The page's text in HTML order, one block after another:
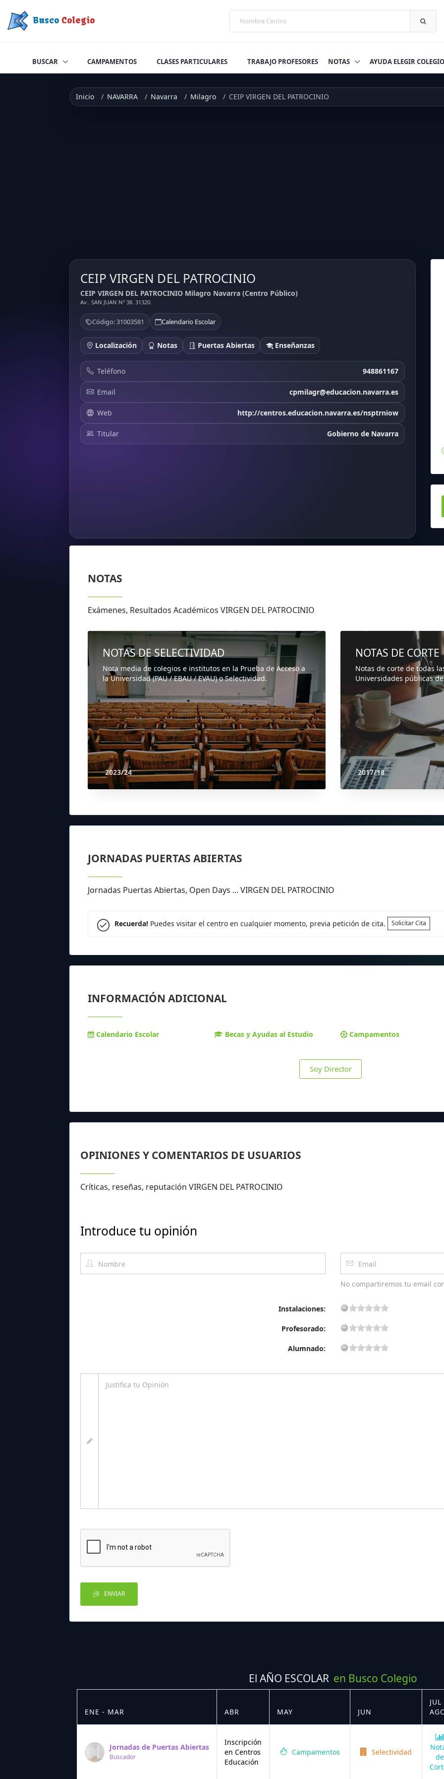
Busco Colegio
BUSCAR CAMPAMENTOS CLASES PARTICULARES TRABAJO PROFESORES NOTAS AYUDA ELEGIR COLEGIO
Inicio NAVARRA Navarra Milagro CEIP VIRGEN DEL PATROCINIO
CEIP VIRGEN DEL PATROCINIO
CEIP VIRGEN DEL PATROCINIO Milagro Navarra (Centro Público)
Av.. SAN JUAN Nº 38. 31320.
Código: 31003581 Calendario Escolar
Localización Notas Puertas Abiertas Enseñanzas
Teléfono 948861167
Email cpmilagr@educacion.navarra.es
Web http://centros.educacion.navarra.es/nsptrniow
Titular
Gobierno de Navarra
NOTAS
Exámenes, Resultados Académicos VIRGEN DEL PATROCINIO
NOTAS DE SELECTIVIDAD
Nota media de colegios e institutos en la Prueba de Acceso a
la Universidad (PAU / EBAU / EVAU) o Selectividad.
2023/24
NOTAS DE CORTE
Notas de corte de todas
Universidades públicas
2017/18
JORNADAS PUERTAS ABIERTAS
Jornadas Puertas Abiertas, Open Days ... VIRGEN DEL PATROCINIO
Recuerda!Puedes visitar el centro en cualquier momento, previa petición de cita. Solicitar Cita
INFORMACIÓN ADICIONAL
Calendario Escolar Becas y Ayudas al Estudio Campamentos
Soy Director
OPINIONES Y COMENTARIOS DE USUARIOS
Críticas, reseñas, reputación VIRGEN DEL PATROCINIO
Introduce tu opinión
No compartiremos tu email
Instalaciones:
Profesorado:
Alumnado:
ENVIAR
El AÑO ESCOLAR en Busco Colegio
ENE - MAR ABR MAY JUN
JUL
Jornadas de Puertas Abiertas
Buscador
Inscripción
en Centros
Educación
Campamentos Selectividad
de